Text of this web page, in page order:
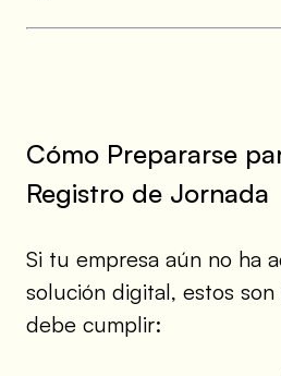
Cómo Prepararse
Registro de Jornada
Si tu empresa aún no ha
solución digital, estos
debe cumplir: